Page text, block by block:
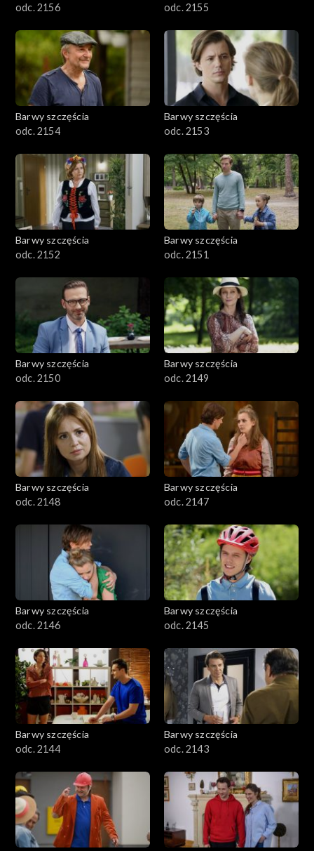
odc. 2156
odc. 2155
Barwy szczęścia
odc. 2154
Barwy szczęścia
odc. 2153
Barwy szczęścia
odc. 2152
Barwy szczęścia
odc. 2151
Barwy szczęścia
odc. 2150
Barwy szczęścia
odc. 2149
Barwy szczęścia
odc. 2148
Barwy szczęścia
odc. 2147
Barwy szczęścia
odc. 2146
Barwy szczęścia
odc. 2145
Barwy szczęścia
odc. 2144
Barwy szczęścia
odc. 2143